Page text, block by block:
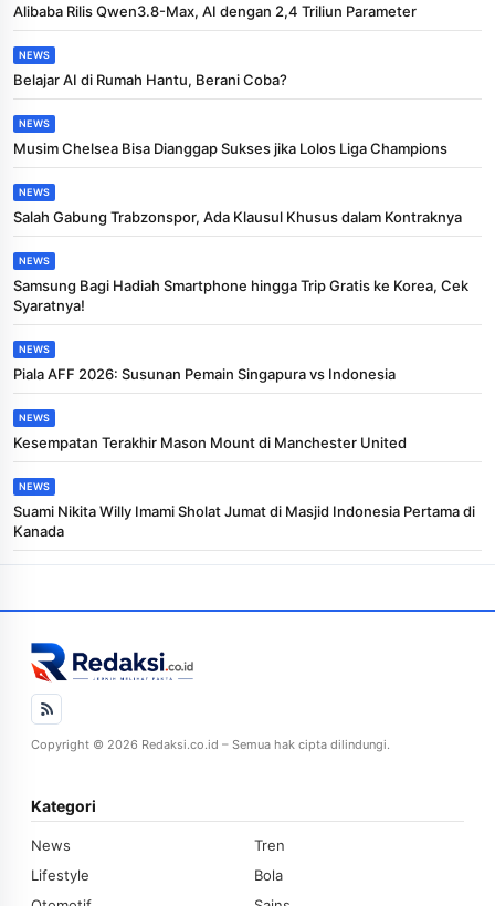
Alibaba Rilis Qwen3.8-Max, AI dengan 2,4 Triliun Parameter
NEWS
Belajar AI di Rumah Hantu, Berani Coba?
NEWS
Musim Chelsea Bisa Dianggap Sukses jika Lolos Liga Champions
NEWS
Salah Gabung Trabzonspor, Ada Klausul Khusus dalam Kontraknya
NEWS
Samsung Bagi Hadiah Smartphone hingga Trip Gratis ke Korea, Cek
Syaratnya!
NEWS
Piala AFF 2026: Susunan Pemain Singapura vs Indonesia
NEWS
Kesempatan Terakhir Mason Mount di Manchester United
NEWS
Suami Nikita Willy Imami Sholat Jumat di Masjid Indonesia Pertama di
Kanada
Copyright © 2026 Redaksi.co.id – Semua hak cipta dilindungi.
Kategori
News
Tren
Lifestyle
Bola